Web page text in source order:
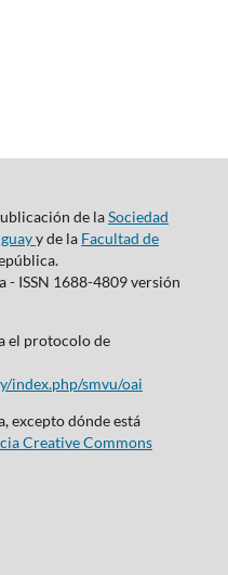
de laSociedad
y de la Facultad de
- ISSN 1688-4809 versión
el protocolo de
index.php/smvu/oai
excepto dónde está
Creative Commons